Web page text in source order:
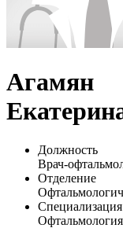
Агамян
Должность
Врач-
Отделение
Специализация
Офтальмология